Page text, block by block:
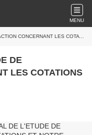
MENU
LES COTATIONS ET NOTRE LUTTE.
DE
LES COTATIONS